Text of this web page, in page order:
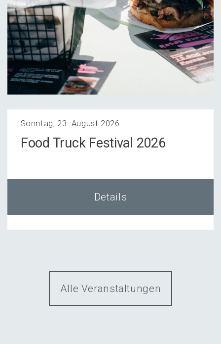
Sonntag, 23. August 2026
Food Truck Festi­val 2026
Details
Alle Veranstaltungen